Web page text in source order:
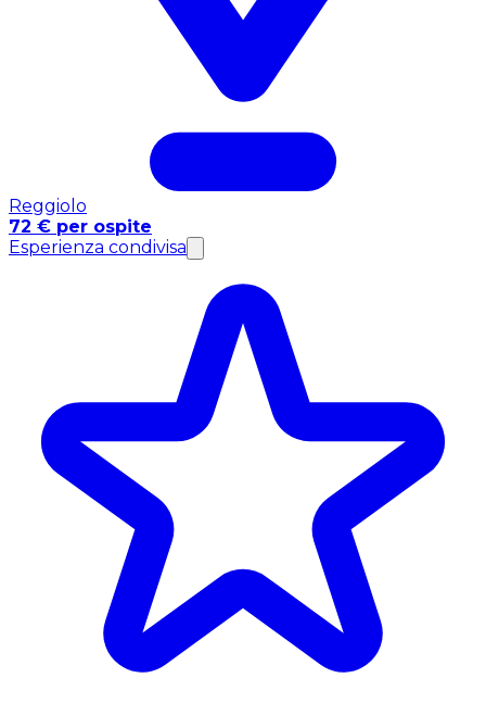
Reggiolo
72 € per ospite
Esperienza condivisa